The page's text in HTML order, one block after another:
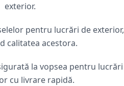
exterior.
pentru lucrări de exterior,
calitatea acestora.
la vopsea pentru lucrări
cu livrare rapidă.